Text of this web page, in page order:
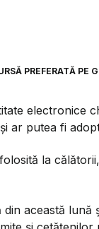
PREFERATĂ PE
electronice
ar putea fi
la
această lună